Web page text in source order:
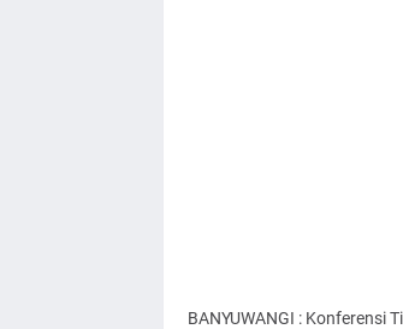
BANYUWANGI : Konferensi